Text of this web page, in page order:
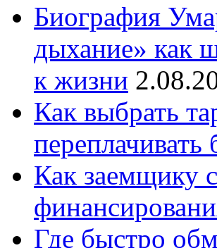
Биография
дыхание» как
к жизни
Как выбрать
переплачивать
Как заемщику
Где быстро